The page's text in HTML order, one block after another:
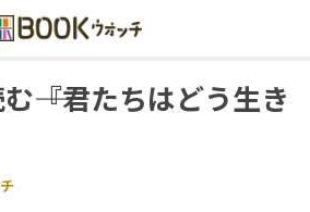
――『君たちはどう生き